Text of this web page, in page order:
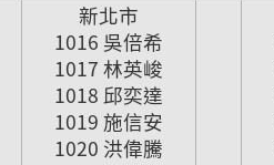
新北市
1016 吳倍希
1017 林英峻
1018 邱奕達
1019 施信安
1020 洪偉騰